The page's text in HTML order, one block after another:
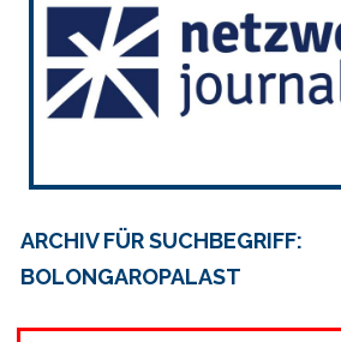
ARCHIV FÜR SUCHBEGRIFF:
BOLONGAROPALAST